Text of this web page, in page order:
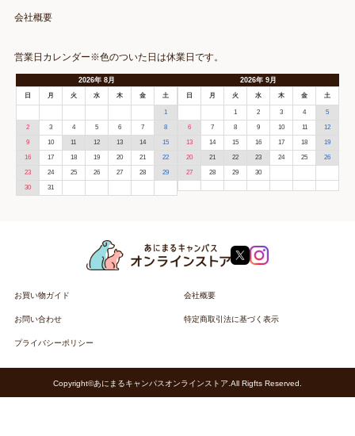
会社概要
営業日カレンダー※色のついた日は休業日です。
2026年 8月
日 月 火 水 木 金 土
1
2 3 4 5 6 7 8
9 10 11 12 13 14 15
16 17 18 19 20 21 22
23 24 25 26 27 28 29
30 31
2026年9月
日 月 火 水 木 金 土
1 2 3 4 5
6 7 8 9 10 11 12
13 14 15 16 17 18 19
20 21 22 23 24 25 26
27 28 29 30
お買い物ガイド 会社概要
お問い合わせ 特定商取引法に基づく表示
プライバシーポリシー
Copyright©あにまるキャンパスオンラインストア.All Rigfts Reserved.